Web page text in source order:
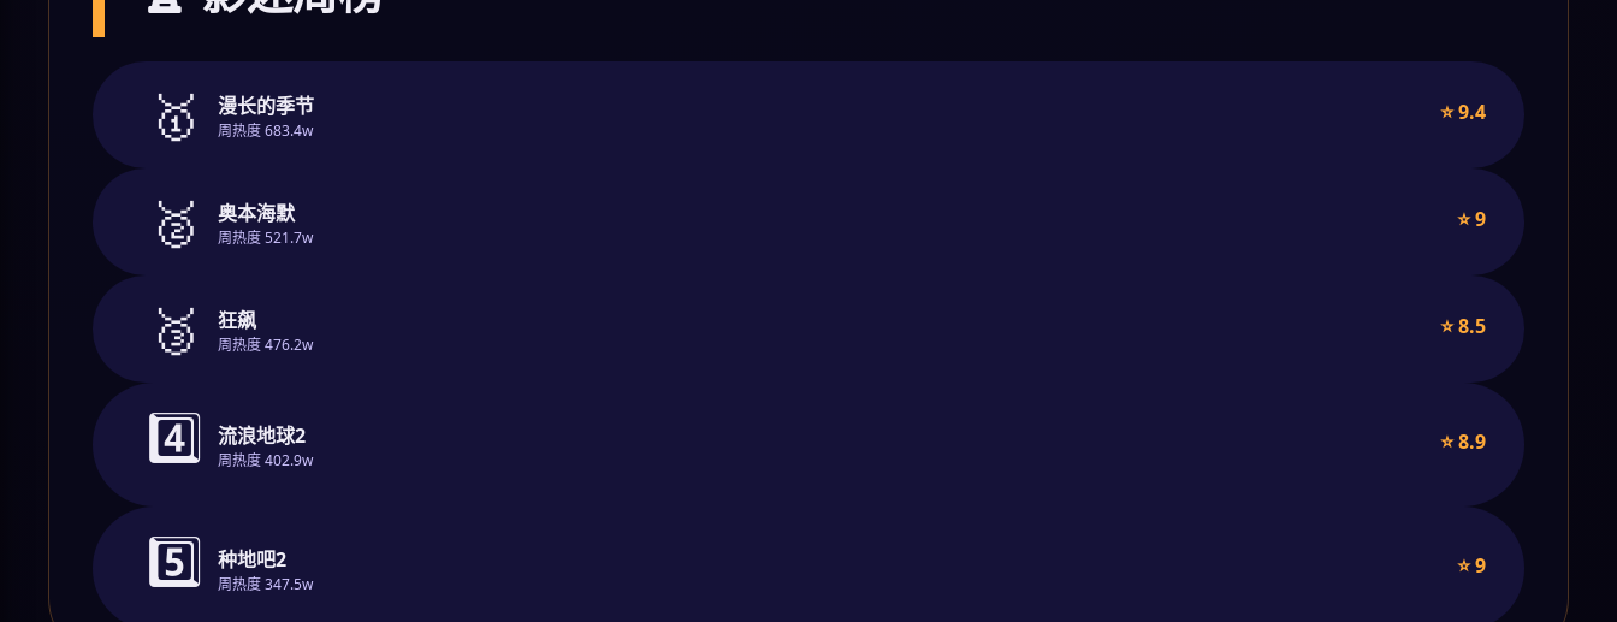
🥇 漫长的季节
周热度 683.4w
⭐ 9.4
🥈 奥本海默
周热度 521.7w
⭐ 9
🥉 狂飙
周热度 476.2w
⭐ 8.5
4️⃣ 流浪地球2
周热度 402.9w
⭐ 8.9
5️⃣ 种地吧2
周热度 347.5w
⭐ 9